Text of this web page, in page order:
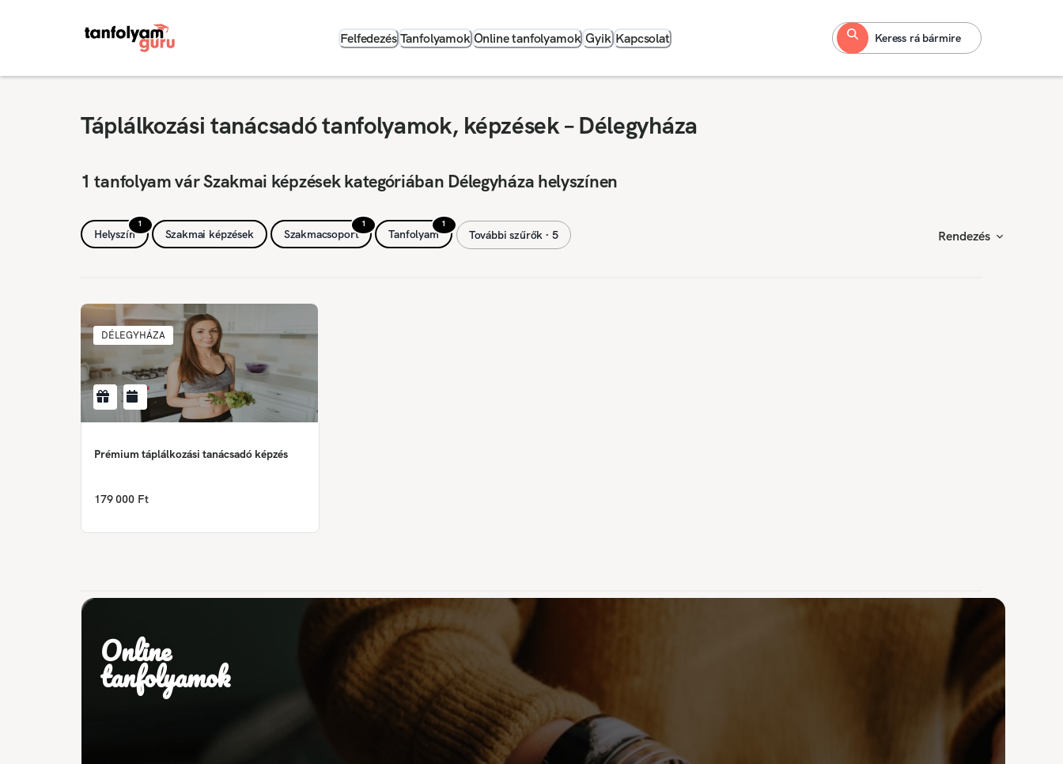
Felfedezés Tanfolyamok Online tanfolyamok Gyik Kapcsolat Keress rá bármire
Táplálkozási tanácsadó tanfolyamok, képzések – Délegyháza
1 tanfolyam vár Szakmai képzések kategóriában Délegyháza helyszínen
1
Helyszín Szakmai képzések
1
Szakmacsoport
1
Tanfolyam További szűrők ∙ 5 Rendezés
DÉLEGYHÁZA
Prémium táplálkozási tanácsadó képzés
179 000 Ft
Online
tanfolyamok